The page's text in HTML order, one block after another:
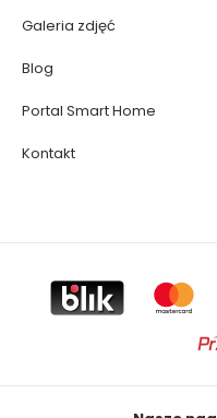
Galeria zdjęć
Blog
Portal Smart Home
Kontakt